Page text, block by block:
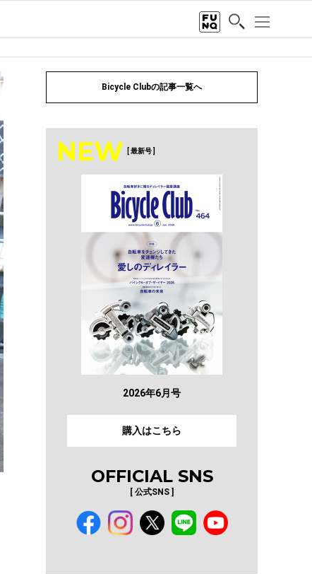
Bicycle Clubの記事一覧へ
NEW [ 最新号 ]
2026年6月号
購入はこちら
OFFICIAL SNS
[ 公式SNS ]